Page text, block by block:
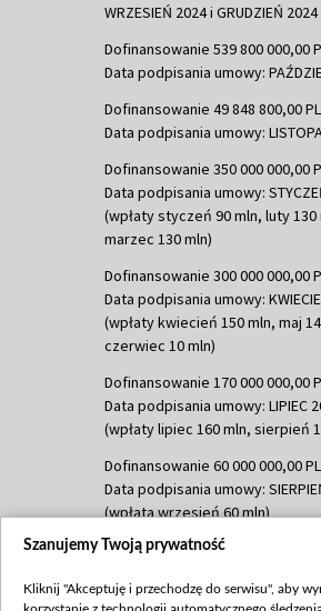
WRZESIEŃ 2024 i GRUDZIEŃ 2024
Dofinansowanie 539 800 000,00
Data podpisania umowy:
Dofinansowanie 49 848 800,00
Data podpisania umowy:
Dofinansowanie 350 000 000,00
Data podpisania umowy:
(wpłaty styczeń 90 mln, luty 130
marzec 130 mln)
Dofinansowanie 300 000 000,00
Data podpisania umowy:
(wpłaty kwiecień 150 mln, maj
czerwiec 10 mln)
Dofinansowanie 170 000 000,00
Data podpisania umowy: LIPIEC
(wpłaty lipiec 160 mln, sierpień
Dofinansowanie 60 000 000,00
Data podpisania umowy:
(wpłata wrzesień 60 mln)
Dofinansowanie 635 783 051,21
(wpłata wrzesień 100 mln,
Szanujemy Twoją prywatność
Kliknij "Akceptuję i przechodzę do serwisu", aby